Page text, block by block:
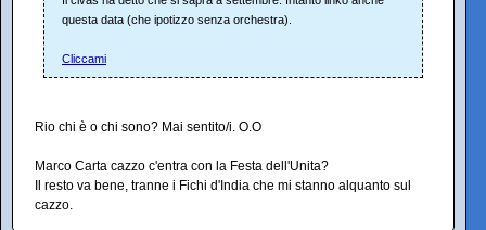
questa data (che ipotizzo senza orchestra).
Cliccami
Rio chi è o chi sono? Mai sentito/i. O.O
Marco Carta cazzo c'entra con la Festa dell'Unita?
Il resto va bene, tranne i Fichi d'India che mi stanno alquanto sul
cazzo.